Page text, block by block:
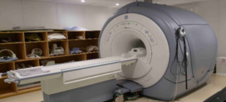
tornando mais fácil entender a natureza humana e os